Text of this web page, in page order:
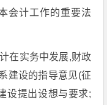
会计工作的重要法
在实务中发展,财政
建设的指导意见(征
设提出设想与要求;